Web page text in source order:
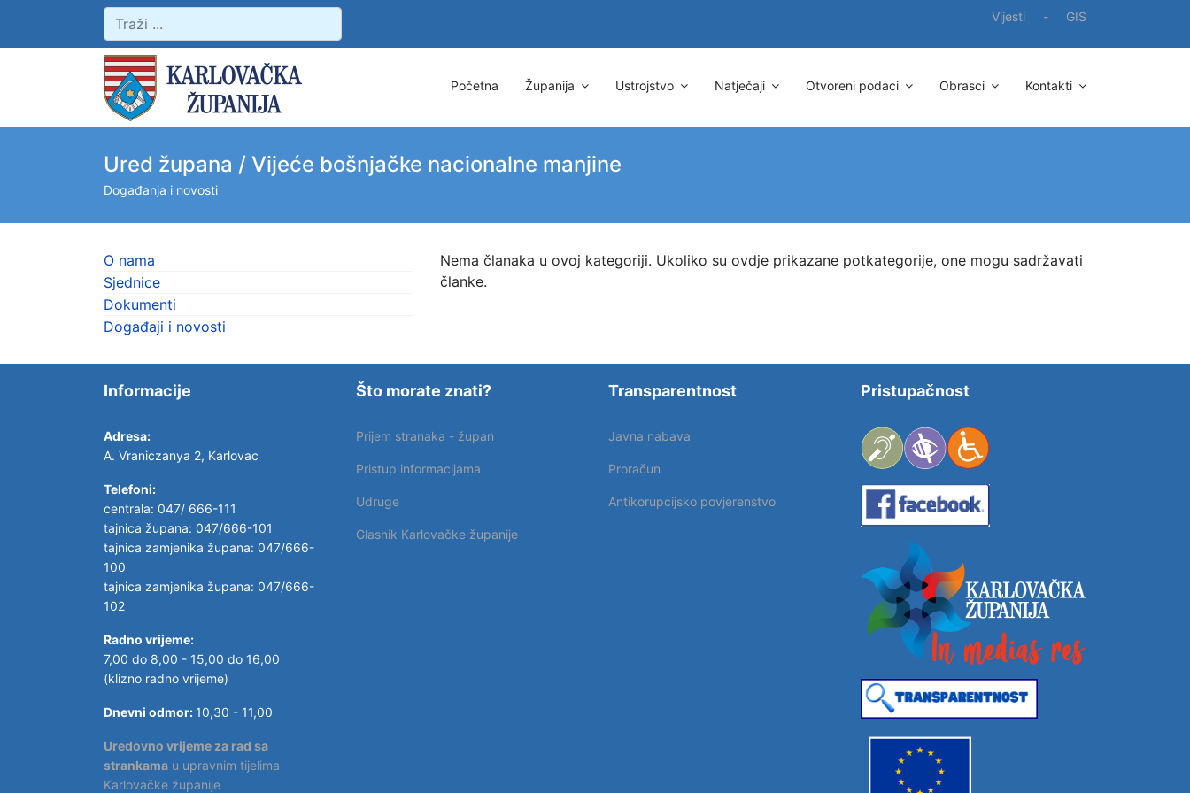
Vijesti - GIS
Početna Županija Ustrojstvo Natječaji Otvoreni podaci Obrasci Kontakti
Ured župana / Vijeće bošnjačke nacionalne manjine
Događanja i novosti
O nama
Sjednice
Dokumenti
Događaji i novosti
Nema članaka u ovoj kategoriji. Ukoliko su ovdje prikazane potkategorije, one mogu sadržavati
članke.
Informacije
Adresa:
A. Vraniczanya 2, Karlovac
Telefoni:
centrala: 047/ 666-111
tajnica župana: 047/666-101
tajnica zamjenika župana: 047/666-
100
tajnica zamjenika župana: 047/666-
102
Radno vrijeme:
7,00 do 8,00 - 15,00 do 16,00
(klizno radno vrijeme)
Dnevni odmor: 10,30 - 11,00
Uredovno vrijeme za rad sa
strankama u upravnim tijelima
Karlovačke županije
Što morate znati?
Prijem stranaka - župan
Pristup informacijama
Udruge
Glasnik Karlovačke županije
Transparentnost
Javna nabava
Proračun
Antikorupcijsko povjerenstvo
Pristupačnost